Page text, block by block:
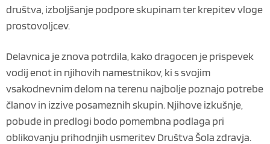
društva, izboljšanje podpore skupinam ter krepitev vloge
prostovoljcev.
Delavnica je znova potrdila, kako dragocen je prispevek
vodij enot in njihovih namestnikov, ki s svojim
vsakodnevnim delom na terenu najbolje poznajo potrebe
članov in izzive posameznih skupin. Njihove izkušnje,
pobude in predlogi bodo pomembna podlaga pri
oblikovanju prihodnjih usmeritev Društva Šola zdravja.